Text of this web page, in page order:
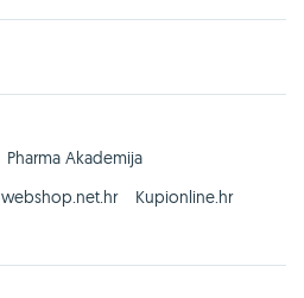
Pharma Akademija
webshop.net.hr
Kupionline.hr